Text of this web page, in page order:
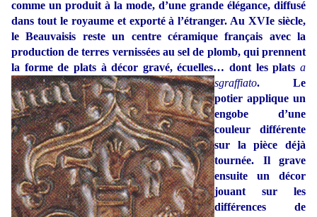
comme un produit à la mode, d’une grande élégance, diffusé
dans tout le royaume et exporté à l’étranger. Au XVIe siècle,
le Beauvaisis reste un centre céramique français avec la
production de terres vernissées au sel de plomb, qui prennent
la forme de plats à décor gravé, écuelles… dont les plats a
sgraffiato. Le
potier applique un
engobe d’une
couleur différente
sur la pièce déjà
tournée. Il grave
ensuite un décor
jouant sur les
différences de